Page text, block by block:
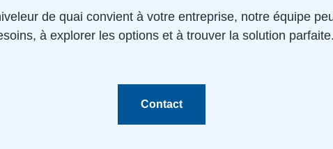
de quai convient à votre entreprise, notre équipe
à explorer les options et à trouver la solution parfaite.
Contact